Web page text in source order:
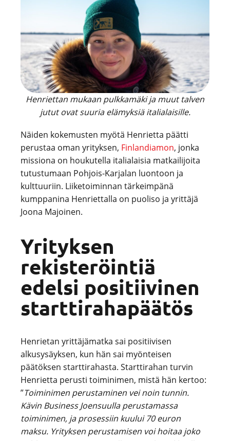
Henriettan mukaan pulkkamäki ja muut talven
jutut ovat suuria elämyksiä italialaisille.
Näiden kokemusten myötä Henrietta päätti
perustaa oman yrityksen, Finlandiamon, jonka
missiona on houkutella italialaisia matkailijoita
tutustumaan Pohjois-Karjalan luontoon ja
kulttuuriin. Liiketoiminnan tärkeimpänä
kumppanina Henriettalla on puoliso ja yrittäjä
Joona Majoinen.
Yrityksen
rekisteröintiä
edelsi positiivinen
starttirahapäätös
Henrietan yrittäjämatka sai positiivisen
alkusysäyksen, kun hän sai myönteisen
päätöksen starttirahasta. Starttirahan turvin
Henrietta perusti toiminimen, mistä hän kertoo:
”Toiminimen perustaminen vei noin tunnin.
Kävin Business Joensuulla perustamassa
toiminimen, ja prosessiin kuului 70 euron
maksu. Yrityksen perustamisen voi hoitaa joko